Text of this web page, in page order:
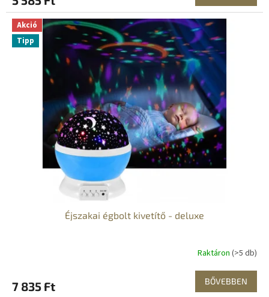
Akció
Tipp
Éjszakai égbolt kivetítő - deluxe
Raktáron (>5 db)
7 835 Ft BŐVEBBEN